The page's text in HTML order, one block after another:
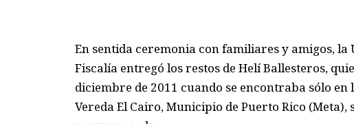
En sentida ceremonia con familiares y amigos,
Fiscalía entregó los restos de Helí Ballesteros,
diciembre de 2011 cuando se encontraba sólo
Vereda El Cairo, Municipio de Puerto Rico